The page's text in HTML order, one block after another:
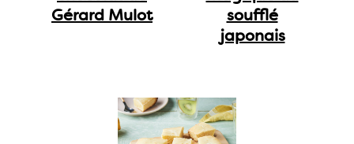
Gérard Mulot
soufflé
japonais